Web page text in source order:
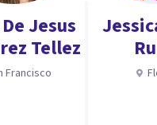
Jesus
Tellez
Francisco